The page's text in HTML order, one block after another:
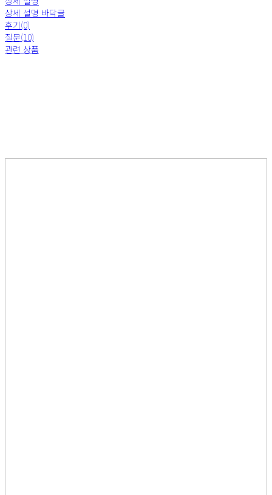
상세 설명 바닥글
후기(0)
질문(10)
관련 상품